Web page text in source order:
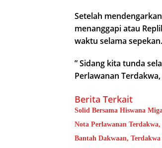
Setelah
menanggapi atau
waktu selama sepekan.
” Sidang kita tunda
Perlawanan
Berita Terkait
Solid Bersama Hiswana
Nota Perlawanan
Bantah Dakwaan,